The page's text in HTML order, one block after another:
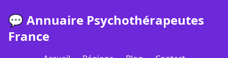
💬 Annuaire Psychothérapeutes
France